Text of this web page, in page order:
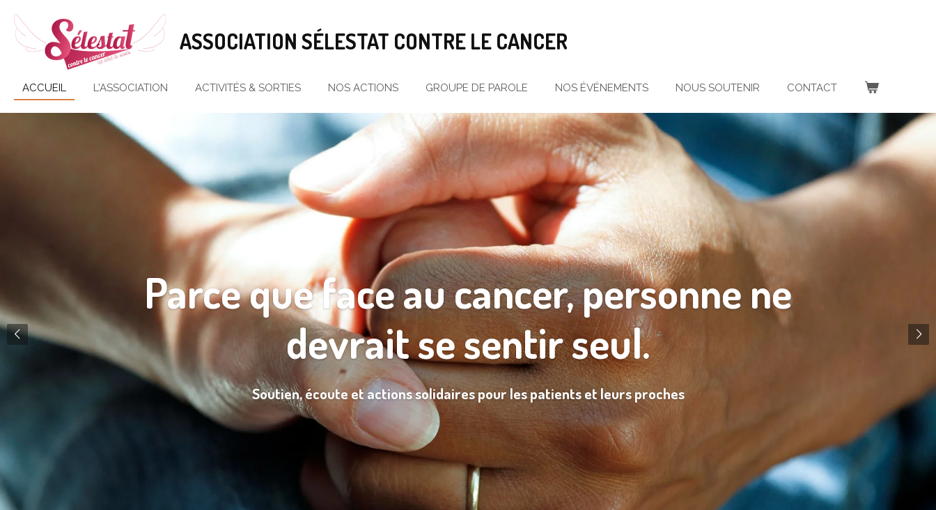
Passer
au
contenu
principal
ASSOCIATION SÉLESTAT CONTRE LE CANCER
ACCUEIL L'ASSOCIATION ACTIVITÉS & SORTIES NOS ACTIONS GROUPE DE PAROLE NOS ÉVÉNEMENTS NOUS SOUTENIR CONTACT
Parce que face au cancer, personne ne
devrait se sentir seul.
Soutien, écoute et actions solidaires pour les patients et leurs proches